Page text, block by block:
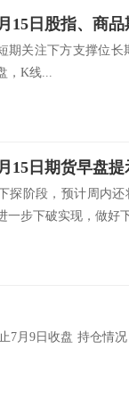
15日股指、商
期关注下方支撑位
，K线...
15日期货早盘提
探阶段，预计周内
一步下破实现，做好
7月9日收盘 持仓情